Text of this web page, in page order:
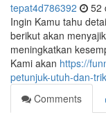
tepat4d786392 52
Ingin Kamu tahu
berikut akan
meningkatkan
Kami akan https://
petunjuk-utuh-dan-
Comments